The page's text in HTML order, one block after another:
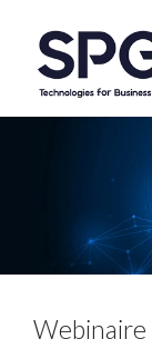
Webinaire